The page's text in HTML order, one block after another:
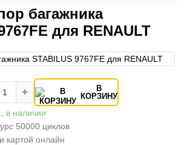
багажника
для RENAULT
+
В
КОРЗИНУ
в наличии
50000 циклов
картой онлайн